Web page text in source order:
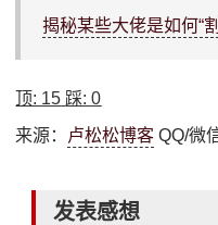
揭秘某些大佬是如何“
顶: 15 踩:0
来源： 卢松松博客 QQ/微
发表感想